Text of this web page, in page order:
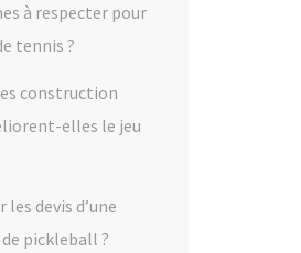
à respecter pour
tennis ?
construction
elles le jeu
devis d’une
pickleball ?